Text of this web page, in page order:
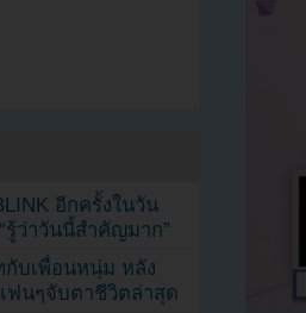
อีกครั้งในวัน
ว่าวันนี้สำคัญมาก”
กับเพื่อนหนุ่ม หลัง
ฟนๆจับตาชีวิตล่าสุด